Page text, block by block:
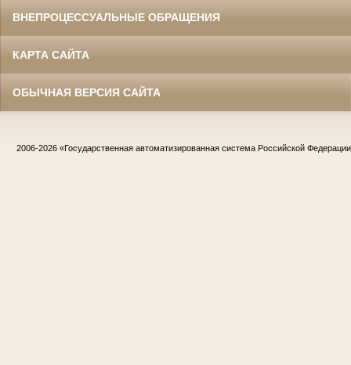
ВНЕПРОЦЕССУАЛЬНЫЕ ОБРАЩЕНИЯ
КАРТА САЙТА
ОБЫЧНАЯ ВЕРСИЯ САЙТА
2006-2026 «Государственная автоматизированная система Российской